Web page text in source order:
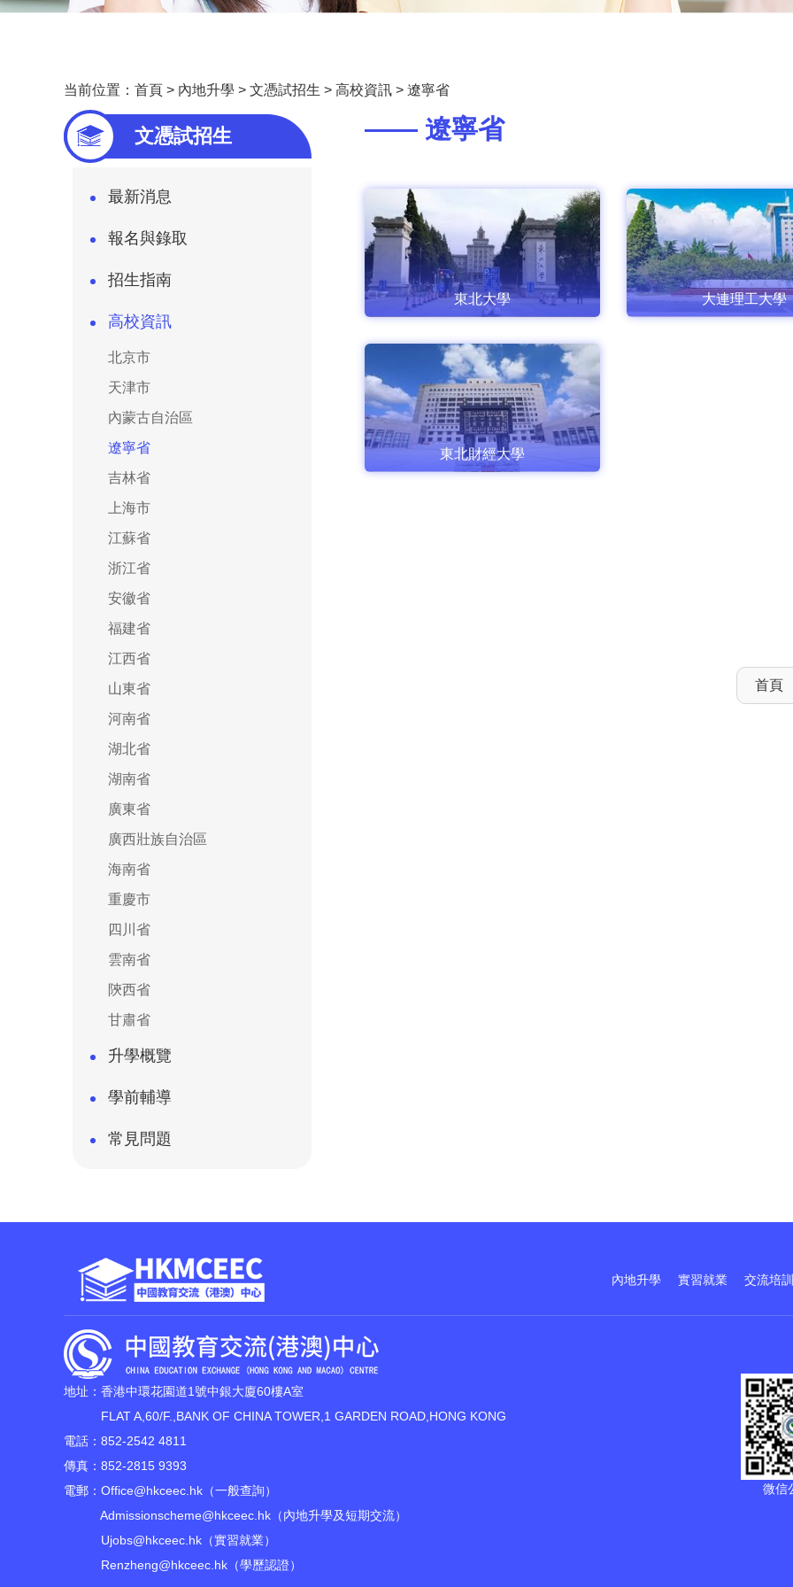
当前位置： 首頁 > 內地升學 > 文憑試招生 > 高校資訊 > 遼寧省
文憑試招生
最新消息
報名與錄取
招生指南
高校資訊
北京市
天津市
內蒙古自治區
遼寧省
吉林省
上海市
江蘇省
浙江省
安徽省
福建省
江西省
山東省
河南省
湖北省
湖南省
廣東省
廣西壯族自治區
海南省
重慶市
四川省
雲南省
陝西省
甘肅省
升學概覽
學前輔導
常見問題
—— 遼寧省
東北大學 大連理工大學
東北財經大學
首頁
內地升學 實習就業 交流培訓
地址：香港中環花園道1號中銀大廈60樓A室
FLAT A,60/F.,BANK OF CHINA TOWER,1 GARDEN ROAD,HONG KONG
電話：852-2542 4811
傳真：852-2815 9393
電郵： Office@hkceec.hk （一般查詢）
Admissionscheme@hkceec.hk （內地升學及短期交流）
Ujobs@hkceec.hk （實習就業）
Renzheng@hkceec.hk （學歷認證）
微信